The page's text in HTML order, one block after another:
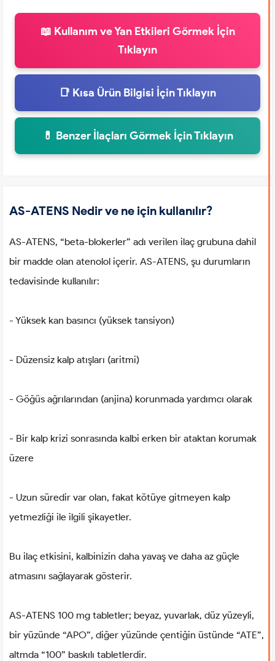
📖 Kullanım ve Yan Etkileri Görmek İçin
Tıklayın
📑 Kısa Ürün Bilgisi İçin Tıklayın
💊 Benzer İlaçları Görmek İçin Tıklayın
AS-ATENS Nedir ve ne için kullanılır?
AS-ATENS, “beta-blokerler” adı verilen ilaç grubuna dahil
bir madde olan atenolol içerir. AS-ATENS, şu durumların
tedavisinde kullanılır:
- Yüksek kan basıncı (yüksek tansiyon)
- Düzensiz kalp atışları (aritmi)
- Göğüs ağrılarından (anjina) korunmada yardımcı olarak
- Bir kalp krizi sonrasında kalbi erken bir ataktan korumak
üzere
- Uzun süredir var olan, fakat kötüye gitmeyen kalp
yetmezliği ile ilgili şikayetler.
Bu ilaç etkisini, kalbinizin daha yavaş ve daha az güçle
atmasını sağlayarak gösterir.
AS-ATENS 100 mg tabletler; beyaz, yuvarlak, düz yüzeyli,
bir yüzünde “APO”, diğer yüzünde çentiğin üstünde “ATE”,
altmda “100” baskılı tabletlerdir.